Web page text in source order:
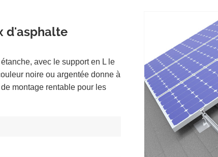
d'asphalte
avec le support en L le
noire ou argentée donne à
montage rentable pour les